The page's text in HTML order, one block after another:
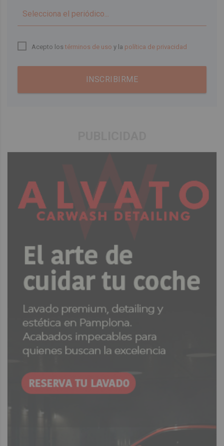
Acepto lostérminos de uso y la política de privacidad
INSCRIBIRME